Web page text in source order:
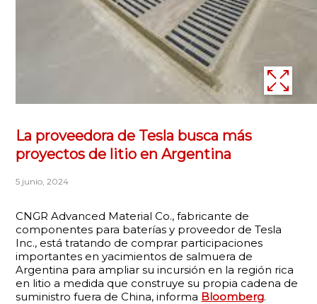
La proveedora de Tesla busca más
proyectos de litio en Argentina
5 junio, 2024
CNGR Advanced Material Co., fabricante de
componentes para baterías y proveedor de Tesla
Inc., está tratando de comprar participaciones
importantes en yacimientos de salmuera de
Argentina para ampliar su incursión en la región rica
en litio a medida que construye su propia cadena de
suministro fuera de China, informa Bloomberg.